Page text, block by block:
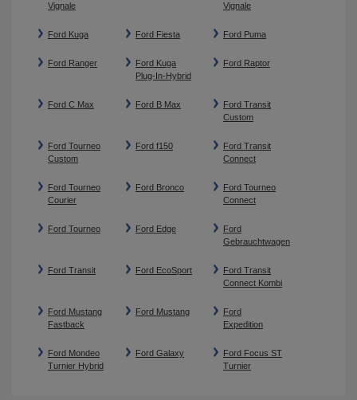
Vignale
Vignale
Ford Kuga Ford Fiesta Ford Puma
Ford Ranger
Ford Kuga
Plug-In-Hybrid
Ford Raptor
Ford C Max Ford B Max
Ford Transit
Custom
Ford Tourneo
Custom
Ford f150
Ford Transit
Connect
Ford Tourneo
Courier
Ford Bronco
Ford Tourneo
Connect
Ford Tourneo Ford Edge
Ford
Gebrauchtwagen
Ford Transit Ford EcoSport
Ford Transit
Connect Kombi
Ford Mustang
Fastback
Ford Mustang
Ford
Expedition
Ford Mondeo
Turnier Hybrid
Ford Galaxy
Ford Focus ST
Turnier